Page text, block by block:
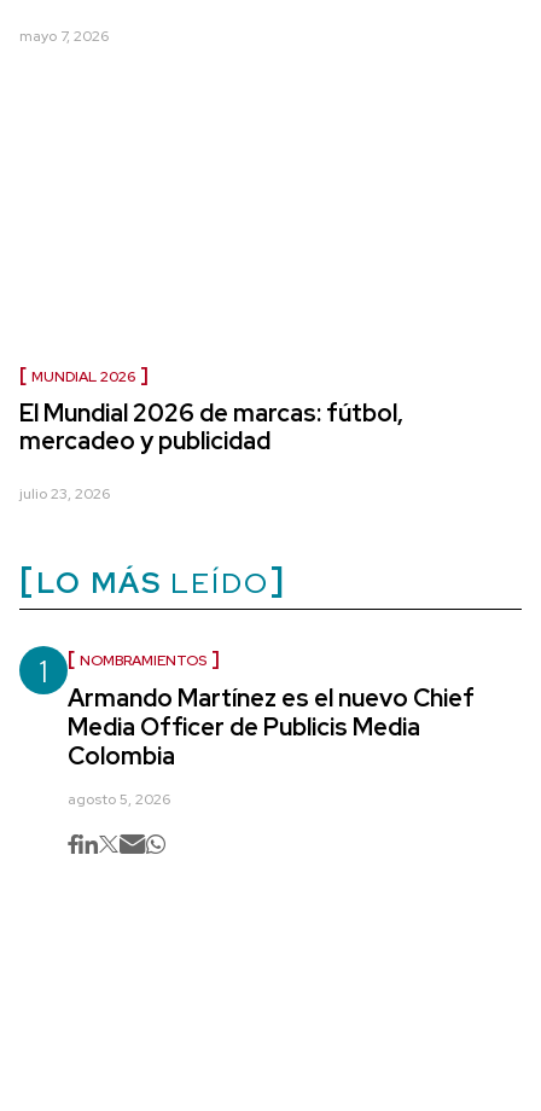
mayo 7, 2026
MUNDIAL 2026
El Mundial 2026 de marcas: fútbol,
mercadeo y publicidad
julio 23, 2026
LO MÁS LEÍDO
1 NOMBRAMIENTOS
Armando Martínez es el nuevo Chief
Media Officer de Publicis Media
Colombia
agosto 5, 2026